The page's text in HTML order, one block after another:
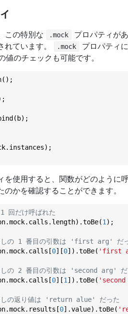
この特別な .mock
プロパティが
れています。
.mock プロパティ
値のチェックも可能です。
を使用すると、関数がどのように
かを確認することができます。
だけ呼ばれた
1 );
しの 1 番目の引数は 'first arg' だ
0][0]).toBe( 'first
の 2 番目の引数は 'second arg' だ
0][1 ]).toBe(
の返り値は 'return alue' だった
0].value).toBe(